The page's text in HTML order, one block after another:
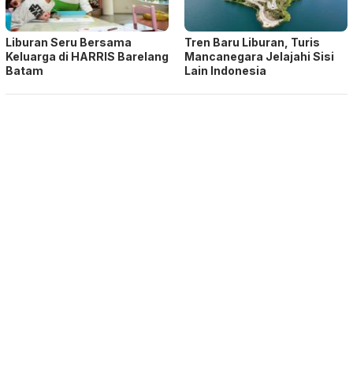
Liburan Seru Bersama
Keluarga di HARRIS Barelang
Batam
Tren Baru Liburan, Turis
Mancanegara Jelajahi Sisi
Lain Indonesia